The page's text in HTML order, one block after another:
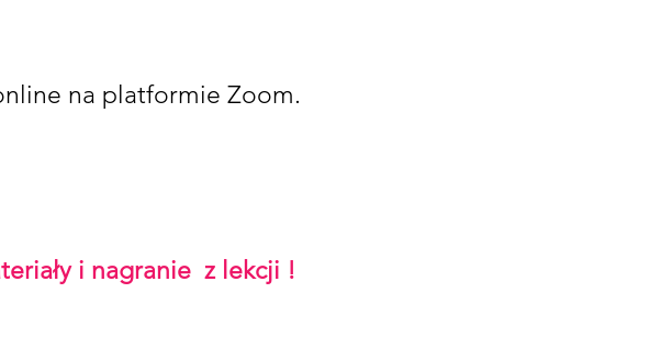
na platformie Zoom.
i nagranie z lekcji !